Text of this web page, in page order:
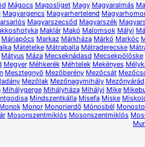
Mágocs Magosliget Magy Magyaralmás
Magyargencs Magyarhertelend
Magyarszecsőd Magyarszék
Maklár Makó Malomsok Mályi
Máriapócs Markaz Márkháza Márkó Markóc
Mátételke Mátraballa Mátraderecske
Mátyus Máza Mecseknádasd Mecsekpölöske
Megyer Méhkerék Méhtelek Mekényes
Mesztegnyő Mezőberény Mezőcsát
Mezőlak Mezőnagymihály Mezőnyárád
Mihálygerge Mihályháza Mihályi Mike
Mindszentkálla Misefa Miske
Monok Monor Monorierdő Mónosbél
Mosonszentmiklós Mosonszentmiklós